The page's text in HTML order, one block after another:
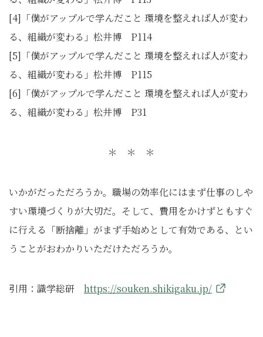
[4]「僕がアップルで学んだこと 環境を整えれば人が変わ
る、組織が変わる」松井博 P114
[5]「僕がアップルで学んだこと 環境を整えれば人が変わ
る、組織が変わる」松井博 P115
[6]「僕がアップルで学んだこと 環境を整えれば人が変わ
る、組織が変わる」松井博 P31
＊ ＊ ＊
いかがだっただろうか。職場の効率化にはまず仕事のしや
すい環境づくりが大切だ。そして、費用をかけずともすぐ
に行える「断捨離」がまず手始めとして有効である、とい
うことがおわかりいただけただろうか。
引用：識学総研 https://souken.shikigaku.jp/